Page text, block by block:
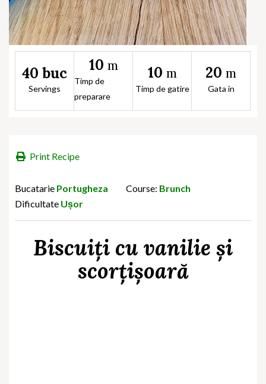
40 buc
Servings
10 m
Timp de
preparare
10 m
Timp de gatire
20 m
Gata in
Print Recipe
Bucatarie Portugheza Course: Brunch
Dificultate Ușor
Biscuiți cu vanilie și
scorțișoară